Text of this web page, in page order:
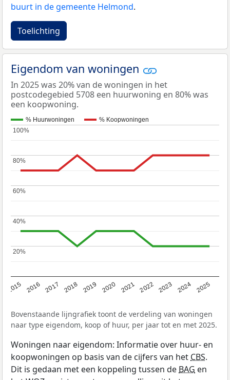
buurt in de gemeente Helmond.
Toelichting
Eigendom van woningen
In 2025 was 20% van de woningen in het
postcodegebied 5708 een huurwoning en 80% was
een koopwoning.
% Huurwoningen % Koopwoningen
2015 2016 2017 2018 2019 2020 2021 2022 2023 2024 2025
20%
20%
40%
40%
60%
60%
80%
80%
100%
100%
Bovenstaande lijngrafiek toont de verdeling van woningen
naar type eigendom, koop of huur, per jaar tot en met 2025.
Woningen naar eigendom: Informatie over huur- en
koopwoningen op basis van de cijfers van het CBS.
Dit is gedaan met een koppeling tussen de BAG en